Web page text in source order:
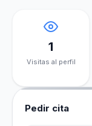
1
Visitas al perfil
Pedir cita